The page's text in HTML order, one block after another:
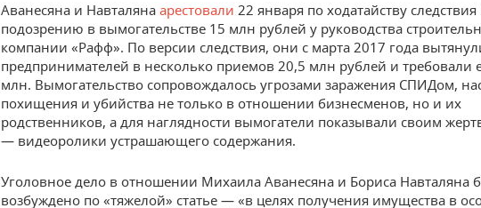
Аванесяна и Навталяна арестовали 22 января по ходатайству следствия
подозрению в вымогательстве 15 млн рублей у руководства
компании «Рафф». По версии следствия, они с марта 2017 года
предпринимателей в несколько приемов 20,5 млн рублей и требовали
млн. Вымогательство сопровождалось угрозами заражения СПИДом,
похищения и убийства не только в отношении бизнесменов, но и их
родственников, а для наглядности вымогатели показывали своим
— видеоролики устрашающего содержания.
Уголовное дело в отношении Михаила Аванесяна и Бориса Навталяна
возбуждено по «тяжелой» статье — «в целях получения имущества в